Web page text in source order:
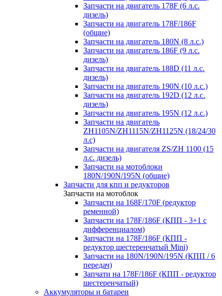
Запчасти на двигатель 178F (6 л.с.
дизель)
Запчасти на двигатель 178F/186F
(общие)
Запчасти на двигатель 180N (8 л.с.)
Запчасти на двигатель 186F (9 л.с.
дизель)
Запчасти на двигатель 188D (11 л.с.
дизель)
Запчасти на двигатель 190N (10 л.с.)
Запчасти на двигатель 192D (12 л.с.
дизель)
Запчасти на двигатель 195N (12 л.с.)
Запчасти на двигатель
ZH1105N/ZH1115N/ZH1125N (18/24/30
л.с)
Запчасти на двигателя ZS/ZH 1100 (15
л.с. дизель)
Запчасти на мотоблоки
180N/190N/195N (общие)
Запчасти для кпп и редукторов
Запчасти на мотоблок
Запчасти на 168F/170F (редуктор
ременной)
Запчасти на 178F/186F (КПП - 3+1 с
дифференциалом)
Запчасти на 178F/186F (КПП -
редуктор шестеренчатый Mini)
Запчасти на 180N/190N/195N (КПП / 6
передач)
Запчати на 178F/186F (КПП - редуктор
шестеренчатый)
Аккумуляторы и батареи